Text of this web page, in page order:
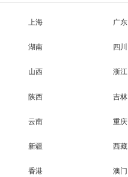
上海 广东
湖南 四川
山西 浙江
陕西 吉林
云南 重庆
新疆 西藏
香港 澳门